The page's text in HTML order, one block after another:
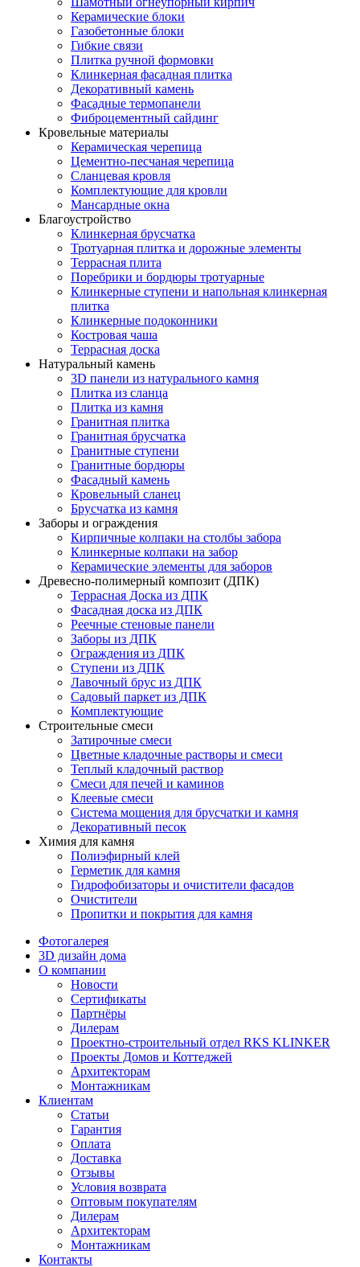
Керамические блоки
Газобетонные блоки
Гибкие связи
Плитка ручной формовки
Клинкерная фасадная плитка
Декоративный камень
Фасадные термопанели
Фиброцементный сайдинг
Кровельные материалы
Керамическая черепица
Цементно-песчаная черепица
Сланцевая кровля
Комплектующие для кровли
Мансардные окна
Благоустройство
Клинкерная брусчатка
Тротуарная плитка и дорожные элементы
Террасная плита
Поребрики и бордюры тротуарные
Клинкерные ступени и напольная клинкерная
плитка
Клинкерные подоконники
Костровая чаша
Террасная доска
Натуральный камень
3D панели из натурального камня
Плитка из сланца
Плитка из камня
Гранитная плитка
Гранитная брусчатка
Гранитные ступени
Гранитные бордюры
Фасадный камень
Кровельный сланец
Брусчатка из камня
Заборы и ограждения
Кирпичные колпаки на столбы забора
Клинкерные колпаки на забор
Керамические элементы для заборов
Древесно-полимерный композит (ДПК)
Террасная Доска из ДПК
Фасадная доска из ДПК
Реечные стеновые панели
Заборы из ДПК
Ограждения из ДПК
Ступени из ДПК
Лавочный брус из ДПК
Садовый паркет из ДПК
Комплектующие
Строительные смеси
Затирочные смеси
Цветные кладочные растворы и смеси
Теплый кладочный раствор
Смеси для печей и каминов
Клеевые смеси
Система мощения для брусчатки и камня
Декоративный песок
Химия для камня
Полиэфирный клей
Герметик для камня
Гидрофобизаторы и очистители фасадов
Очистители
Пропитки и покрытия для камня
Фотогалерея
3D дизайн дома
О компании
Новости
Сертификаты
Партнёры
Дилерам
Проектно-строительный отдел RKS KLINKER
Проекты Домов и Коттеджей
Архитекторам
Монтажникам
Клиентам
Статьи
Гарантия
Оплата
Доставка
Отзывы
Условия возврата
Оптовым покупателям
Дилерам
Архитекторам
Монтажникам
Контакты